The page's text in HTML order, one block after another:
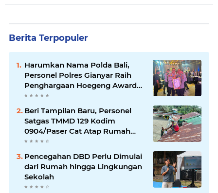
Berita Terpopuler
Harumkan Nama Polda Bali,
Personel Polres Gianyar Raih
Penghargaan Hoegeng Awards
2026
Beri Tampilan Baru, Personel
Satgas TMMD 129 Kodim
0904/Paser Cat Atap Rumah
Marbot
Pencegahan DBD Perlu Dimulai
dari Rumah hingga Lingkungan
Sekolah